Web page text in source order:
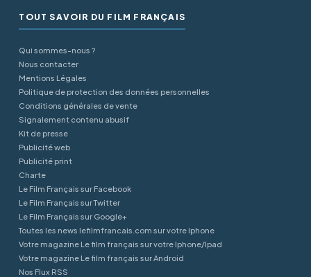
TOUT SAVOIR DU FILM FRANÇAIS
Qui sommes-nous ?
Nous contacter
Mentions Légales
Politique de protection des données personnelles
Conditions générales de vente
Signalement contenu abusif
Kit de presse
Publicité web
Publicité print
Charte
Le Film Français sur Facebook
Le Film Français sur Twitter
Le Film Français sur Google+
Toutes les news lefilmfrancais.com sur votre Iphone
Votre magazine Le film français sur votre Iphone/Ipad
Votre magazine Le film français sur Android
Nos Flux RSS